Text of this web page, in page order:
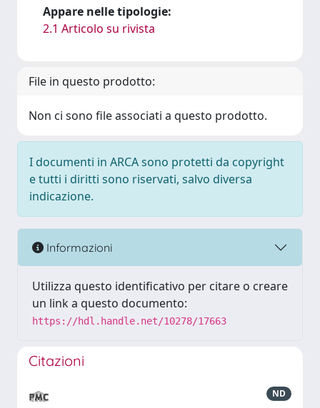
Appare nelle tipologie:
2.1 Articolo su rivista
File in questo prodotto:
Non ci sono file associati a questo prodotto.
I documenti in ARCA sono protetti da copyright
e tutti i diritti sono riservati, salvo diversa
indicazione.
Informazioni
Utilizza questo identificativo per citare o creare
un link a questo documento:
https://hdl.handle.net/10278/17663
Citazioni
ND